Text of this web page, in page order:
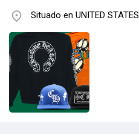
Situado en UNITED STATES